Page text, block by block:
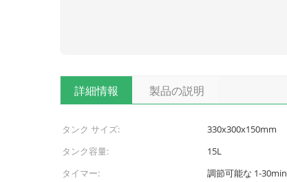
詳細情報 製品の説明
タンク サイズ: 330x300x150mm
タンク容量:
15L
タイマー:
調節可能な 1-30min